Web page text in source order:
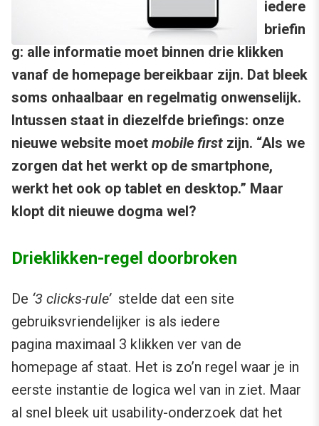
iedere
briefin
g: alle informatie moet binnen drie klikken
vanaf de homepage bereikbaar zijn. Dat bleek
soms onhaalbaar en regelmatig onwenselijk.
Intussen staat in diezelfde briefings: onze
nieuwe website moet mobile first zijn. “Als we
zorgen dat het werkt op de smartphone,
werkt het ook op tablet en desktop.” Maar
klopt dit nieuwe dogma wel?
Drieklikken-regel doorbroken
De ‘3 clicks-rule’stelde dat een site
gebruiksvriendelijker is als iedere
pagina maximaal 3 klikken ver van de
homepage af staat. Het is zo’n regel waar je in
eerste instantie de logica wel van in ziet. Maar
al snel bleek uit usability-onderzoek dat het